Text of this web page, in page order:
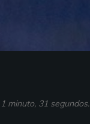
minuto, 31 segundos.